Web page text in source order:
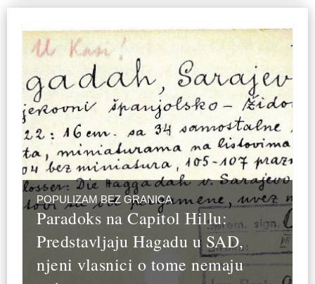
POPULIZAM BEZ GRANICA
Paradoks na Capitol Hillu:
Predstavljaju Hagadu u SAD,
njeni vlasnici o tome nemaju